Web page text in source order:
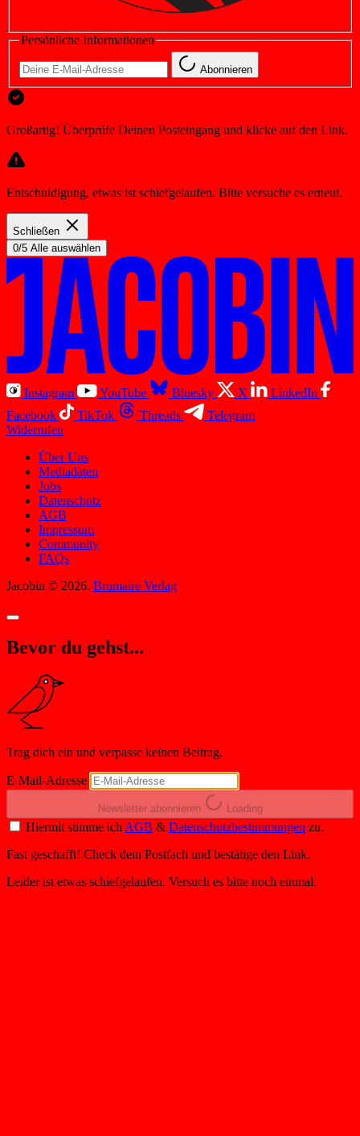
Persönliche Informationen
Abonnieren
Großartig! Überprüfe Deinen Posteingang und klicke auf den Link.
Entschuldigung, etwas ist schiefgelaufen. Bitte versuche es erneut.
Schließen
0/5 Alle auswählen
Instagram YouTube Bluesky X
LinkedIn
Facebook
TikTok Threads
Telegram
Widerrufen
Über Uns
Mediadaten
Jobs
Datenschutz
AGB
Impressum
Community
FAQs
Jacobin © 2026. Brumaire Verlag
Bevor du gehst...
Trag dich ein und verpasse keinen Beitrag.
E-Mail-Adresse
Newsletter abonnieren Loading
Hiermit stimme ich AGB & Datenschutzbestimmungen zu.
Fast geschafft! Check dein Postfach und bestätige den Link.
Leider ist etwas schiefgelaufen. Versuch es bitte noch einmal.